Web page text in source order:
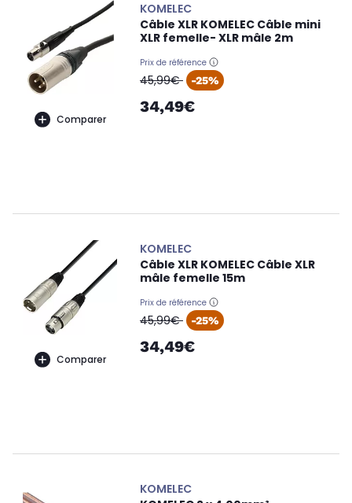
Comparer
KOMELEC
Câble XLR KOMELEC Câble mini
XLR femelle- XLR mâle 2m
Prix de référence
oldPrice
45,99€ -25%
34,49€
Comparer
KOMELEC
Câble XLR KOMELEC Câble XLR
mâle femelle 15m
Prix de référence
oldPrice
45,99€ -25%
34,49€
KOMELEC